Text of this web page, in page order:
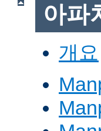
아파
개요